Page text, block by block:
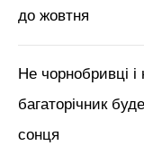
до жовтня
Не чорнобривці
багаторічник
сонця